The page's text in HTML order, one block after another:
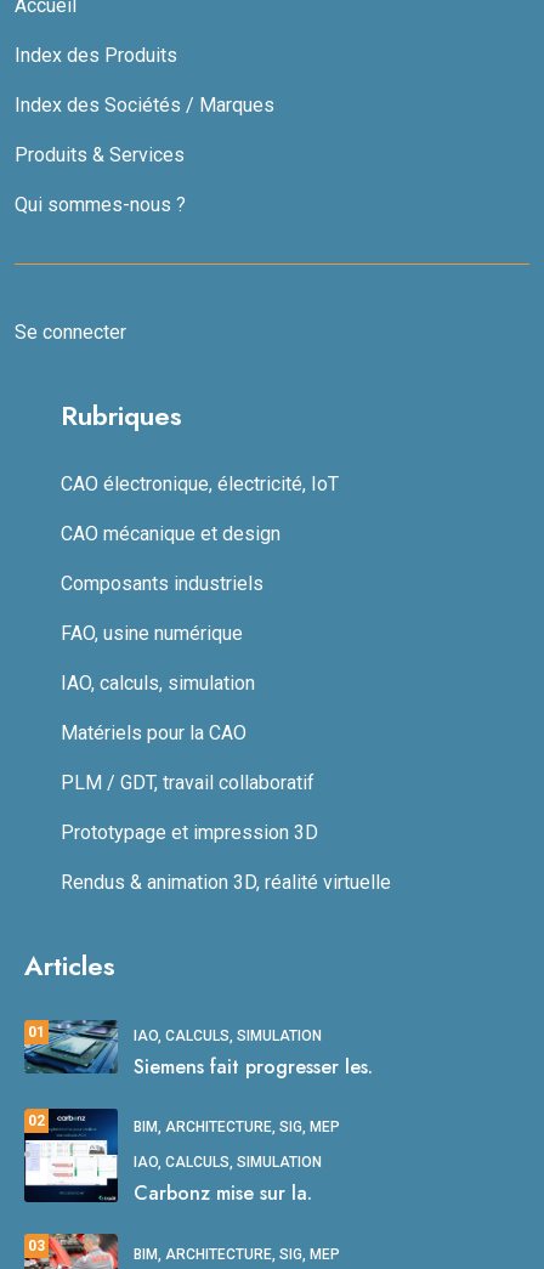
Accueil
Index des Produits
Index des Sociétés / Marques
Produits & Services
Qui sommes-nous ?
Se connecter
Rubriques
CAO électronique, électricité, IoT
CAO mécanique et design
Composants industriels
FAO, usine numérique
IAO, calculs, simulation
Matériels pour la CAO
PLM / GDT, travail collaboratif
Prototypage et impression 3D
Rendus & animation 3D, réalité virtuelle
Articles
01 IAO, CALCULS, SIMULATION
Siemens fait progresser les.
02 BIM, ARCHITECTURE, SIG, MEP
IAO, CALCULS, SIMULATION
Carbonz mise sur la.
03 BIM, ARCHITECTURE, SIG, MEP